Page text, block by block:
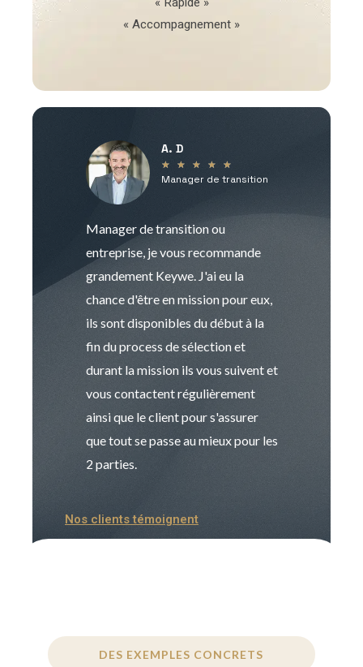
« Accompagnement »
A. D
★ ★ ★ ★ ★
Manager de transition
Manager de transition ou
entreprise, je vous recommande
grandement Keywe. J'ai eu la
chance d'être en mission pour eux,
ils sont disponibles du début à la
fin du process de sélection et
durant la mission ils vous suivent et
vous contactent régulièrement
ainsi que le client pour s'assurer
que tout se passe au mieux pour les
2 parties.
Nos clients témoignent
DES EXEMPLES CONCRETS